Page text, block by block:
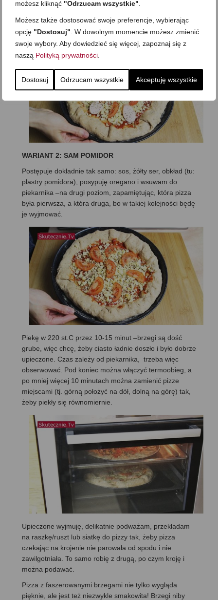
możesz kliknąć "Odrzucam wszystkie"
Możesz także dostosować swoje preferencje, wybierając
opcję "Dostosuj" . W dowolnym momencie możesz zmienić
swoje wybory. Aby dowiedzieć się więcej, zapoznaj się z
naszą Polityką prywatności
Dostosuj Odrzucam wszystkie Akceptuję wszystkie
oregano i wsuwam do gorącego piekarnika. Niech się
już piecze w 220 stopniach Celsjusza, a ja w tym czasie
szykuję drugą pizzę
WARIANT 2: SAM POMIDOR
Postępuje dokładnie tak samo: sos, żółty ser, obkład (tu:
plastry pomidora), posypuję oregano i wsuwam do
piekarnika –na drugi poziom, zapamiętując, która pizza
była pierwsza, a która druga, bo w takiej kolejności będę
je wyjmować.
Piekę w 220 st.C przez 10-15 minut –brzegi są dość
grube, więc chcę, żeby ciasto ładnie doszło i było dobrze
upieczone. Czas zależy od piekarnika, trzeba więc
obserwować. Pod koniec można włączyć termoobieg, a
po mniej więcej 10 minutach można zamienić pizze
miejscami (tj. górną położyć na dół, dolną na górę) tak,
żeby piekły się równomiernie.
Upieczone wyjmuję, delikatnie podważam, przekładam
na raszkę/ruszt lub siatkę do pizzy tak, żeby pizza
czekając na krojenie nie parowała od spodu i nie
zawilgotniała. To samo robię z drugą, po czym kroję i
można podawać.
Pizza z faszerowanymi brzegami nie tylko wygląda
pięknie, ale jest też niezwykle smakowita! Brzegi niby